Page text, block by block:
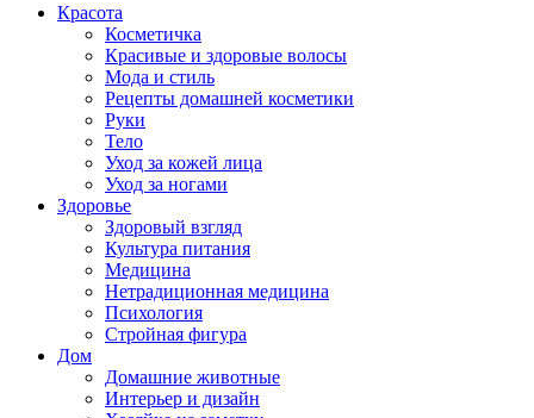
Красота
Косметичка
Красивые и здоровые волосы
Мода и стиль
Рецепты домашней косметики
Руки
Тело
Уход за кожей лица
Уход за ногами
Здоровье
Здоровый взгляд
Культура питания
Медицина
Нетрадиционная медицина
Психология
Стройная фигура
Дом
Домашние животные
Интерьер и дизайн